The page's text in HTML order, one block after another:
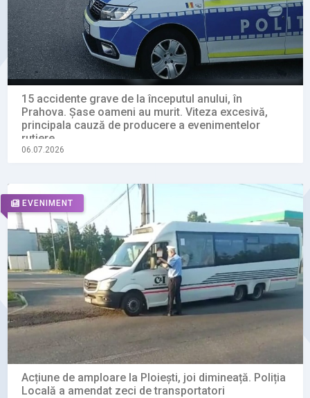
15 accidente grave de la începutul anului, în
Prahova. Șase oameni au murit. Viteza excesivă,
principala cauză de producere a evenimentelor
rutiere
06.07.2026
EVENIMENT
Acțiune de amploare la Ploiești, joi dimineață. Poliția
Locală a amendat zeci de transportatori